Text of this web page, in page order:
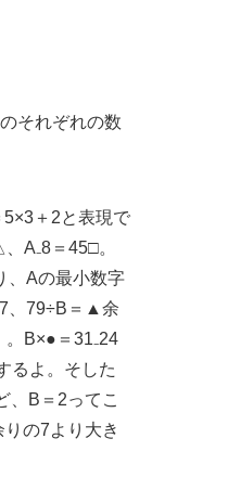
それぞれの数
＋2と表現で
A₋8＝45□。
、Aの最小数字
、79÷B＝▲余
B×●＝31₋24
るよ。そした
B＝2ってこ
の7より大き